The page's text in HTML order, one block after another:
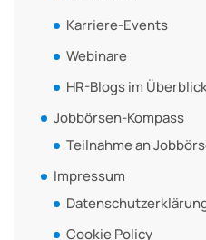
Karriere-Events
Webinare
HR-Blogs im
Jobbörsen-Kompass
Teilnahme an
Impressum
Cookie Policy